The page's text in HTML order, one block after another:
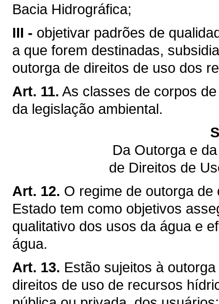
Bacia Hidrográfica;
III - objetivar padrões de
a que forem destinadas,
outorga de direitos de uso dos
Art. 11. As classes de corpos
da legislação ambiental.
Da Outorga e
de Direitos de
Art. 12. O regime de outorga
Estado tem como objetivos
qualitativo dos usos da água e
água.
Art. 13. Estão sujeitos à
direitos de uso de recursos